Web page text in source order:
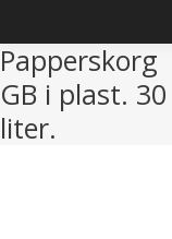
Papperskorg
GB i plast. 30
liter.